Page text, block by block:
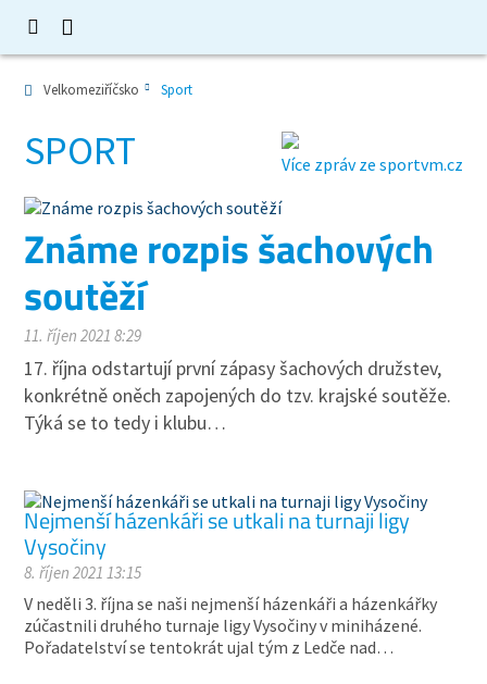
Velkomeziříčsko Sport
SPORT Více zpráv ze sportvm.cz
Známe rozpis šachových
soutěží
11. říjen 2021 8:29
17. října odstartují první zápasy šachových družstev,
konkrétně oněch zapojených do tzv. krajské soutěže.
Týká se to tedy i klubu…
Nejmenší házenkáři se utkali na turnaji ligy
Vysočiny
8. říjen 2021 13:15
V neděli 3. října se naši nejmenší házenkáři a házenkářky
zúčastnili druhého turnaje ligy Vysočiny v miniházené.
Pořadatelství se tentokrát ujal tým z Ledče nad…